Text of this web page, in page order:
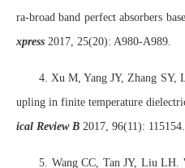
ra-broad band perfect absorbers
xpress 2017, 25(20): A980-A989.
4. Xu M, Yang JY, Zhang SY,
upling in finite temperature
ical Review B 2017, 96(11): 115154.
5. Wang CC, Tan JY, Liu LH.